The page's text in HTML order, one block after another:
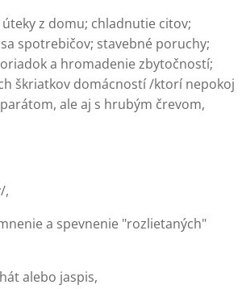
z domu; chladnutie citov;
spotrebičov; stavebné poruchy;
a hromadenie zbytočností;
škriatkov domácností /ktorí nepokoj
ale aj s hrubým črevom,
,
a spevnenie "rozlietaných"
alebo jaspis,